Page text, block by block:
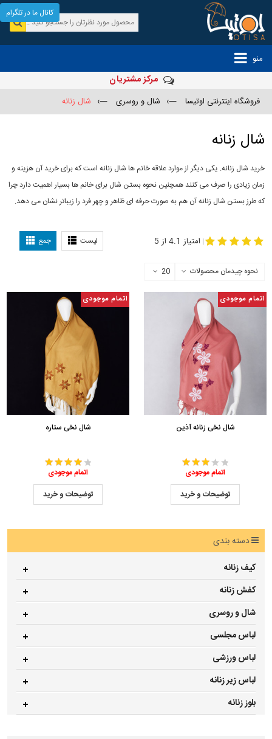
منو
مرکز مشتریان
فروشگاه اینترنتی اوتیسا —› شال و روسری —› شال زنانه
شال زنانه
خرید شال زنانه. یکی دیگر از موارد علاقه خانم ها شال زنانه است که برای خرید آن هزینه و
زمان زیادی را صرف می کنند همچنین نحوه بستن شال برای خانم ها بسیار اهمیت دارد چرا
که طرز بستن شال زنانه آن هم به صورت حرفه ای ظاهر و چهر فرد را زیباتر نشان می دهد.
لیست جمع | امتیاز 4.1 از 5
نحوه چیدمان محصولات 20
اتمام موجودی
شال نخی زنانه آذین
اتمام موجودی
توضیحات و خرید
اتمام موجودی
شال نخی ستاره
اتمام موجودی
توضیحات و خرید
دسته بندی
کیف زنانه
کفش زنانه
شال و روسری
لباس مجلسی
لباس ورزشی
لباس زیر زنانه
بلوز زنانه
کانال ما در تلگرام